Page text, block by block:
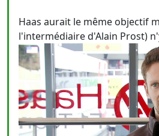
Haas aurait le même objectif
l'intermédiaire d'Alain Prost)